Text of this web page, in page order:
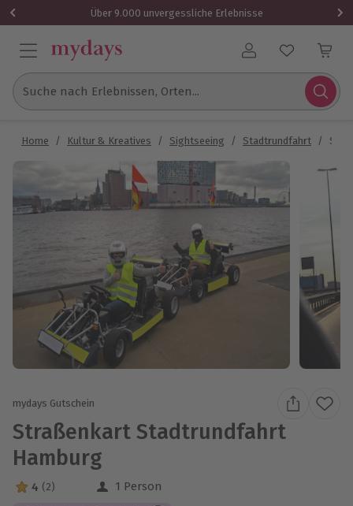
Über 9.000 unvergessliche Erlebnisse
Benutzerkonto
Suche nach Erlebnissen, Orten...
Home / Kultur & Kreatives / Sightseeing / Stadtrundfahrt /
mydays Gutschein
Straßenkart Stadtrundfahrt
Hamburg
4 Sterne von 5 aus 2 Bewertungen
4 (2) 1 Person